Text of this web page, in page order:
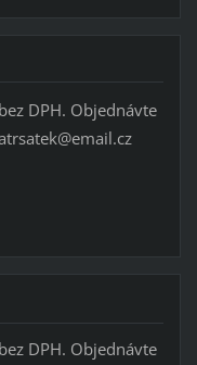
DPH. Objednávte
DPH. Objednávte